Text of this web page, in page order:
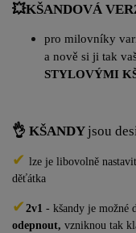
💥KŠANDOVÁ
pro milovníky
a nově si ji tak
STYLOVÝMI
👌 KŠANDY jsou
✔ lze je libovolně
děťátka
✔2v1 - kšandy je možné
odepnout, vzniknou tak